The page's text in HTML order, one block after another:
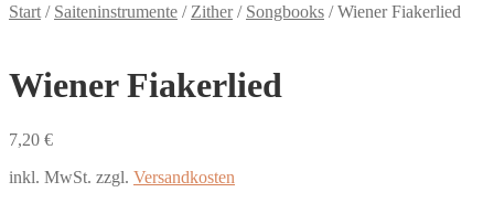
Start / Saiteninstrumente / Zither/ Songbooks /Wiener Fiakerlied
Wiener Fiakerlied
7,20 €
inkl. MwSt. zzgl. Versandkosten